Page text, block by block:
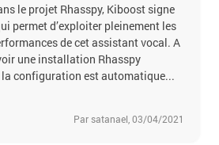
le projet Rhasspy, Kiboost signe
permet d’exploiter pleinement les
de cet assistant vocal. A
une installation Rhasspy
configuration est automatique...
Par satanael, 03/04/2021